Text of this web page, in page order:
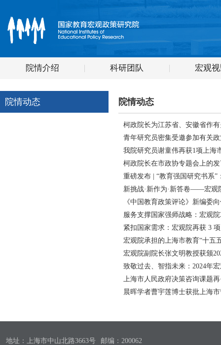
院情介绍 科研团队 宏观
院情动态 院情动态
柯政院长为江苏省、安徽省作
青年研究员密集受邀参加有关
我院研究员谢童伟再获1项上海
柯政院长在市政协专题会上的
重磅发布 | “教育强国研究书系
新挑战·新作为·新答卷——宏观
《中国教育政策评论》新编委
服务支撑国家强师战略：宏观
紧扣国家需求：宏观院再获 3
宏观院承担的上海市教育“十五
宏观院副院长张文明教授获颁
致敬过去、智指未来：2024年
上海市人民政府决策咨询课题再
晨晖学者曹宇莲博士获批上海
地址：上海市中山北路3663号
邮编：200062